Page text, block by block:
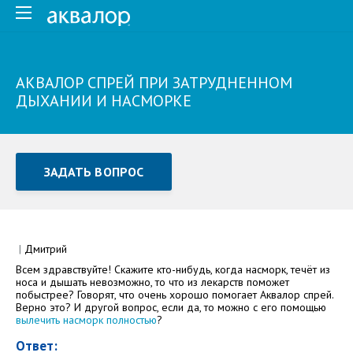
АКВАЛОР СПРЕЙ ПРИ ЗАТРУДНЕННОМ
ДЫХАНИИ И НАСМОРКЕ
ЗАДАТЬ ВОПРОС
Как Вас зовут
| Дмитрий
Всем здравствуйте! Скажите кто-нибудь, когда насморк, течёт из
носа и дышать невозможно, то что из лекарств поможет
побыстрее? Говорят, что очень хорошо помогает Аквалор спрей.
Верно это? И другой вопрос, если да, то можно с его помощью
вылечить насморк полностью?
Ответ: